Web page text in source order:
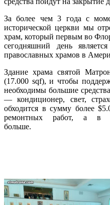
За более чем 3 года с
исторической церкви мы
храм, который первым во
сегодняшний день
православных храмов в
Здание храма святой
(17.000 sqf), и чтобы
необходимы большие
— кондиционер, свет,
обходится в сумму более
ремонтных работ, а в
больше.